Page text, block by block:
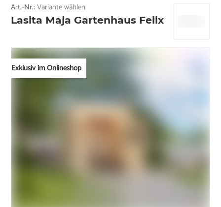
Exklusiv im Onlineshop
Art.-Nr.:Variante wählen
Lasita Maja Gartenhaus Felix